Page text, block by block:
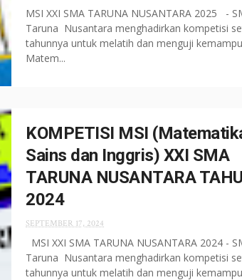
MSI XXI SMA TARUNA NUSANTARA 2025 -
Taruna Nusantara menghadirkan kompetisi
tahunnya untuk melatih dan menguji
Matem...
KOMPETISI MSI
Sains dan Inggris) XXI SMA
TARUNA NUSANTARA
2024
SEPTEMBER 17, 2024
MSI XXI SMA TARUNA NUSANTARA 2024 -
Taruna Nusantara menghadirkan kompetisi
tahunnya untuk melatih dan menguji